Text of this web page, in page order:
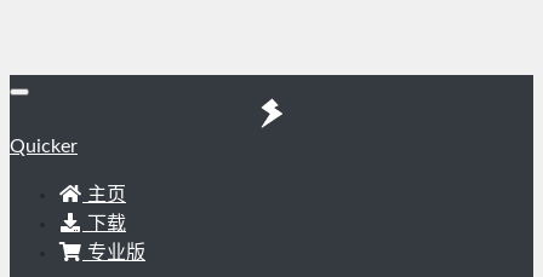
Quicker
主页
下载
专业版